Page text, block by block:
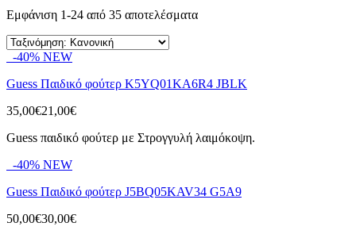
Εμφάνιση 1-24 από 35 αποτελέσματα
-40% NEW
Guess Παιδικό φούτερ K5YQ01KA6R4 JBLK
35,00€21,00€
Guess παιδικό φούτερ με Στρογγυλή λαιμόκοψη.
-40% NEW
Guess Παιδικό φούτερ J5BQ05KAV34 G5A9
50,00€30,00€